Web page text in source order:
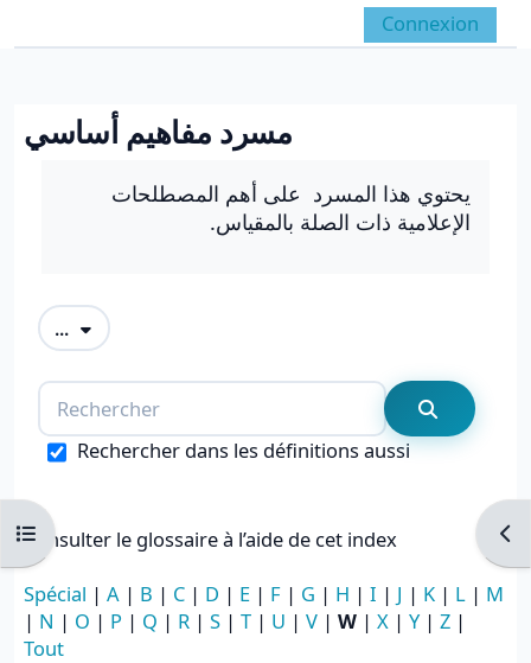
Panneau latéral
Activer/désactiver la
Connexion
Ouvrir l’index du cours
مسرد مفاهيم أساسي
يحتوي هذا المسرد على أهم المصطلحات
الإعلامية ذات الصلة بالمقياس.
... Exporter des articles
Rechercher
Rechercher dans les définitions aussi
Consulter le glossaire à l’aide de cet index
Spécial | A | B | C | D | E | F | G | H | I | J | K | L | M
| N | O | P | Q | R | S | T | U | V | W | X | Y| Z |
Tout